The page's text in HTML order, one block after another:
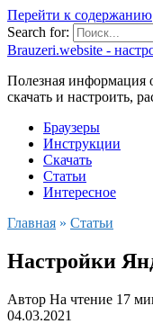
Перейти к содержанию
Search for:
Brauzeri.website -
Полезная информация
скачать и настроить,
Браузеры
Инструкции
Скачать
Статьи
Интересное
Главная » Статьи
Настройки
Автор На чтение 17
04.03.2021